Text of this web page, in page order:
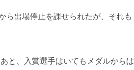
ら出場停止を課せられたが、それも
と、入賞選手はいてもメダルからは